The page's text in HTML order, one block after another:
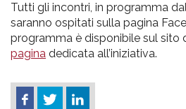
Tutti gli incontri, in programma
saranno ospitati sulla pagina
programma è disponibile sul sito
pagina dedicata all’iniziativa.